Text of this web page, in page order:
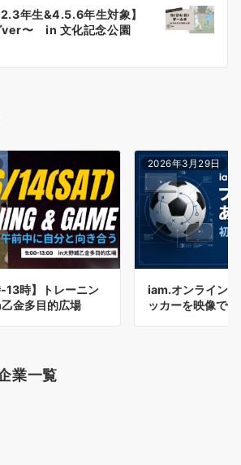
年生&4.5.6年生対象】
ver〜 in 文化記念公園
13時】トレーニン
金多目的広場
2026年3月29日
iam.オンライン
ッカーを映像で
業一覧